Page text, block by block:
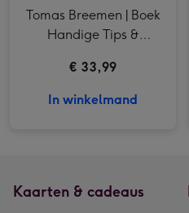
Tomas Breemen | Boek
Handige Tips &
€ 33,99
In winkelmand
Kaarten & cadeaus